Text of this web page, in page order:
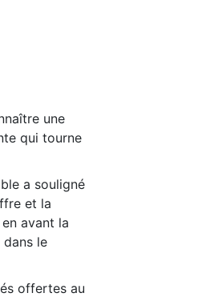
une
qui tourne
a souligné
et la
avant la
dans le
offertes au